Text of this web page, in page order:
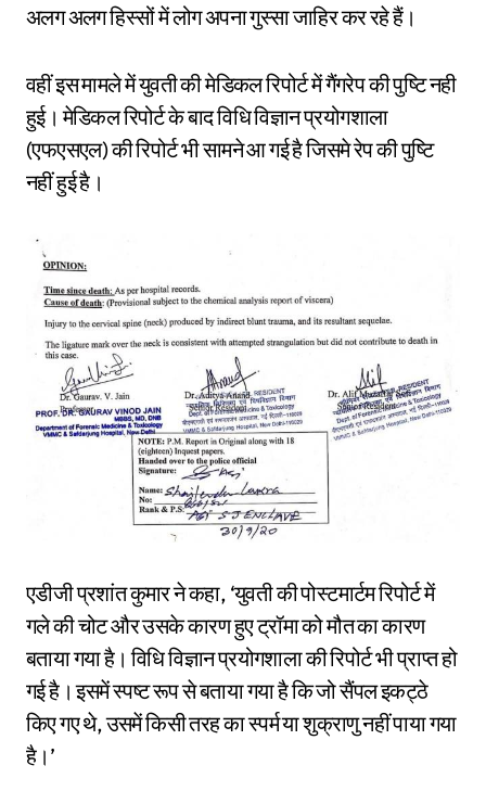
अलग अलग हिस्सों में लोग अपना गुस्सा जाहिर कर रहे हैं।
वहीं इस मामले में युवती की मेडिकल रिपोर्ट में गैंगरेप की पुष्टि नही
हुई। मेडिकल रिपोर्ट के बाद विधि विज्ञान प्रयोगशाला
(एफएसएल) की रिपोर्ट भी सामने आ गई है जिसमे रेप की पुष्टि
नहीं हुई है।
एडीजी प्रशांत कुमार ने कहा, ‘युवती की पोस्टमार्टम रिपोर्ट में
गले की चोट और उसके कारण हुए ट्रॉमा को मौत का कारण
बताया गया है। विधि विज्ञान प्रयोगशाला की रिपोर्ट भी प्राप्त हो
गई है। इसमें स्पष्ट रूप से बताया गया है कि जो सैंपल इकट्ठे
किए गए थे, उसमें किसी तरह का स्पर्म या शुक्राणु नहीं पाया गया
है।’